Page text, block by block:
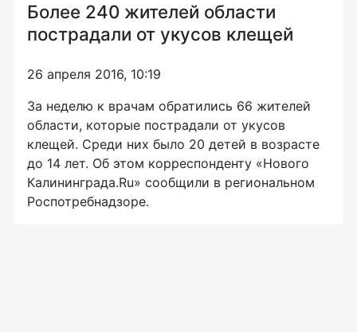
Более 240 жителей области
пострадали от укусов клещей
26 апреля 2016, 10:19
За неделю к врачам обратились 66 жителей
области, которые пострадали от укусов
клещей. Среди них было 20 детей в возрасте
до 14 лет. Об этом корреспонденту «Нового
Калининграда.Ru» сообщили в региональном
Роспотребнадзоре.